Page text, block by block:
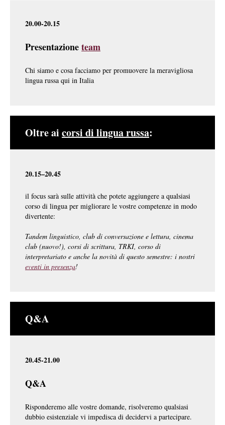
20.00-20.15
Presentazioneteam
Chi siamo e cosa facciamo per promuovere la meravigliosa
lingua russa qui in Italia
Oltre ai corsi di linguarussa:
20.15–20.45
il focus sarà sulle attività che potete aggiungere a qualsiasi
corso di lingua per migliorare le vostre competenze in modo
divertente:
Tandem linguistico, club di conversazione e lettura, cinema
club (nuovo!), corsi di scrittura, TRKI, corso di
interpretariato e anche la novità di questo semestre: i nostri
eventi in presenza!
Q&A
20.45-21.00
Q&A
Risponderemo alle vostre domande, risolveremo qualsiasi
dubbio esistenziale vi impedisca di decidervi a partecipare.